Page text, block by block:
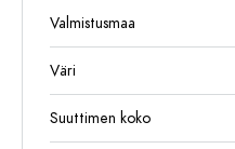
Valmistusmaa
Väri
Suuttimen koko